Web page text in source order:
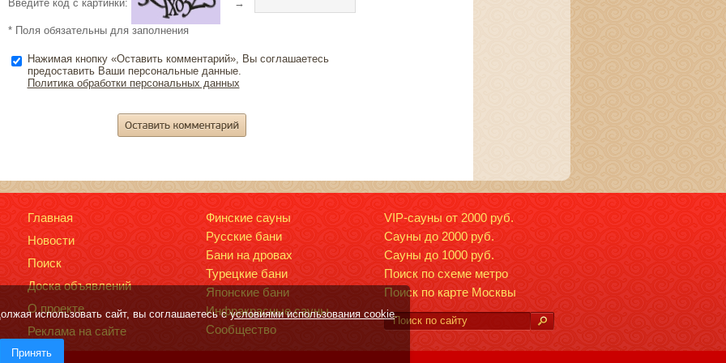
Введите код с картинки: →
* Поля обязательны для заполнения
Нажимая кнопку «Оставить комментарий», Вы соглашаетесь
предоставить Ваши персональные данные.
Политика обработки персональных данных
Главная
Новости
Поиск
Доска объявлений
О проекте
Реклама на сайте
Финские сауны
Русские бани
Бани на дровах
Турецкие бани
Японские бани
Инфракрасные сауны
Сообщество
VIP-сауны от 2000 руб.
Сауны до 2000 руб.
Сауны до 1000 руб.
Поиск по схеме метро
Поиск по карте Москвы
использовать сайт, вы соглашаетесь сусловиями использования cookie.
Принять